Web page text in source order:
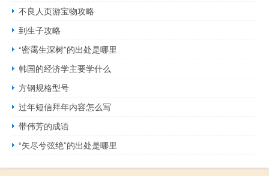
不良人页游宝物攻略
到生子攻略
“密霭生深树”的出处是哪里
韩国的经济学主要学什么
方钢规格型号
过年短信拜年内容怎么写
带伟芳的成语
“矢尽兮弦绝”的出处是哪里